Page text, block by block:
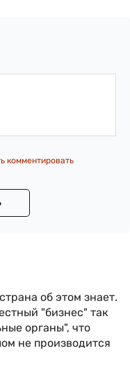
комментировать
об этом знает.
"бизнес" так
органы", что
не производится